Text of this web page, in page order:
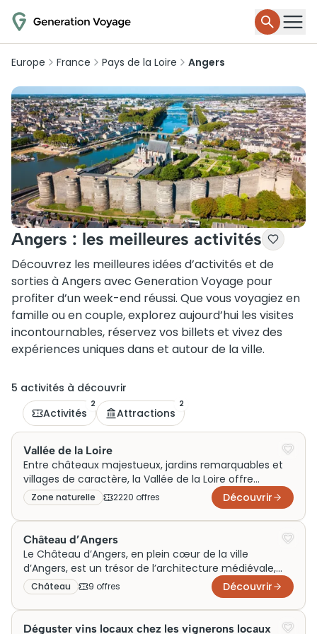
Europe France Pays de la Loire Angers
Angers : les meilleures activités
Découvrez les meilleures idées d’activités et de
sorties à Angers avec Generation Voyage pour
profiter d’un week-end réussi. Que vous voyagiez en
famille ou en couple, explorez aujourd’hui les visites
incontournables, réservez vos billets et vivez des
expériences uniques dans et autour de la ville.
5 activités à découvrir
Activités
2
Attractions
2
Vallée de la Loire
Entre châteaux majestueux, jardins remarquables et
villages de caractère, la Vallée de la Loire offre
d’innombrables idées d’activités et de sorties pour un
week-end en famille ou en couple. À travers les
inspirations de Generation Voyage, découvrez des
visites incontournables et des expériences uniques
autour de l’un des plus beaux territoires de France
pour enrichir votre voyage.
Zone naturelle 2220 offres Découvrir
Château d’Angers
Le Château d’Angers, en plein cœur de la ville
d’Angers, est un trésor de l’architecture médiévale,
célèbre pour ses imposantes fortifications et sa
Tenture de l’Apocalypse. Construit au XIIIe siècle, ce
château servait autrefois de résidence royale et de
défense stratégique. Aujourd’hui, il attire de nombreux
Château 9 offres Découvrir
Déguster vins locaux chez les vignerons locaux